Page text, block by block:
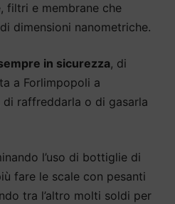
filtri e membrane che
dimensioni nanometriche.
in sicurezza, di
a Forlimpopoli a
raffreddarla o di gasarla
l’uso di bottiglie di
fare le scale con pesanti
tra l’altro molti soldi per